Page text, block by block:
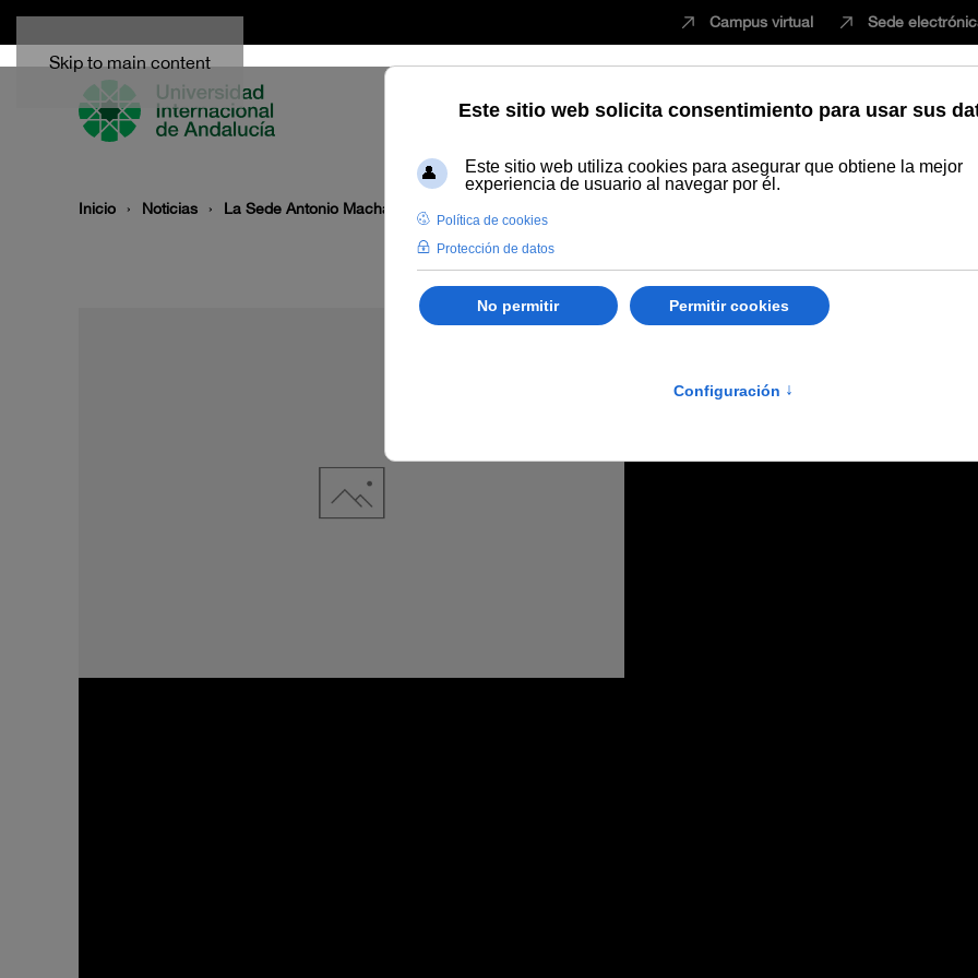
Skip to main content
Campus virtual Sede
EstudiarInnovaciónVida
Inicio Noticias La Sede Antonio Machado de Baeza finaliza la programación de los Cursos de Verano 2021 con 2 cursos y